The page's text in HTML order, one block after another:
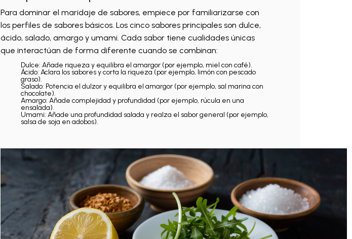
Para dominar el maridaje de sabores, empiece por familiarizarse con
los perfiles de sabores básicos. Los cinco sabores principales son dulce,
ácido, salado, amargo y umami. Cada sabor tiene cualidades únicas
que interactúan de forma diferente cuando se combinan:
Dulce: Añade riqueza y equilibra el amargor (por ejemplo, miel con café).
Ácido: Aclara los sabores y corta la riqueza (por ejemplo, limón con pescado
graso).
Salado: Potencia el dulzor y equilibra el amargor (por ejemplo, sal marina con
chocolate).
Amargo: Añade complejidad y profundidad (por ejemplo, rúcula en una
ensalada).
Umami: Añade una profundidad salada y realza el sabor general (por ejemplo,
salsa de soja en adobos).